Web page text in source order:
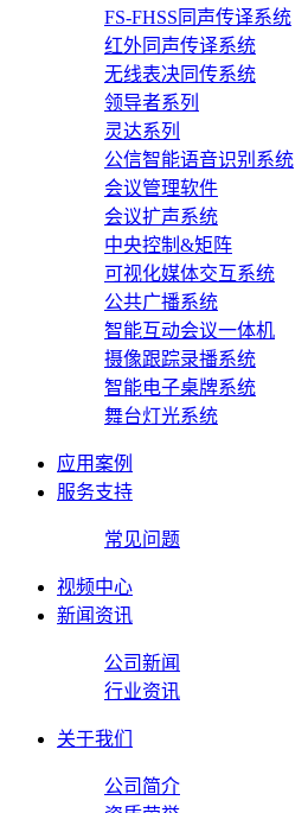
FS-FHSS同声传译系统
红外同声传译系统
无线表决同传系统
领导者系列
灵达系列
公信智能语音识别系统
会议管理软件
会议扩声系统
中央控制&矩阵
可视化媒体交互系统
公共广播系统
智能互动会议一体机
摄像跟踪录播系统
智能电子桌牌系统
舞台灯光系统
应用案例
服务支持
常见问题
视频中心
新闻资讯
公司新闻
行业资讯
关于我们
公司简介